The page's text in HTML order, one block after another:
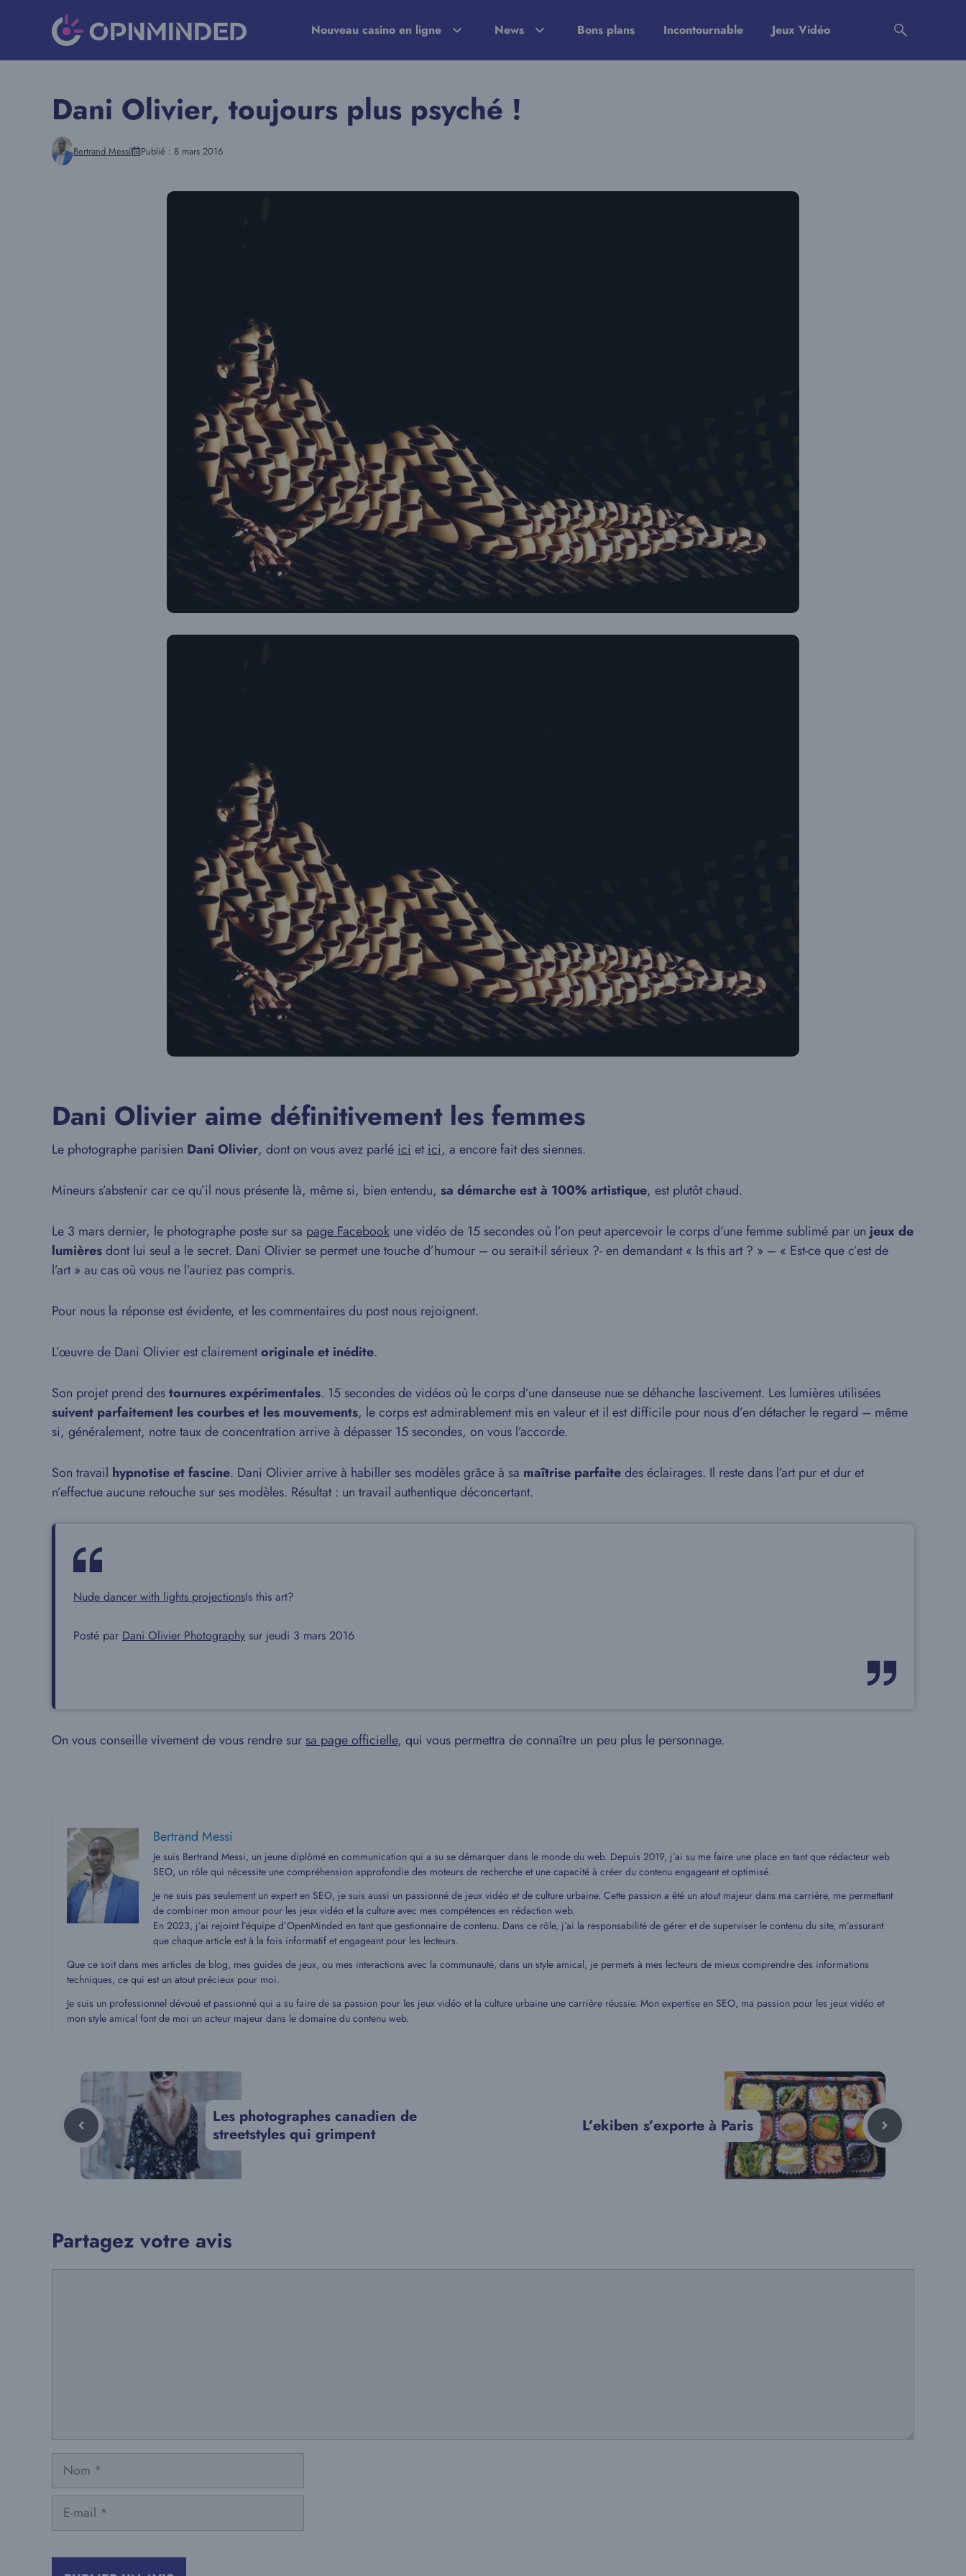
Nouveau casino en ligne News Bons plans Incontournable Jeux Vidéo
Dani Olivier, toujours plus psyché !
Bertrand Messi Publié : 8 mars 2016
Dani Olivier aime définitivement les femmes
Le photographe parisien Dani Olivier, dont on vous avez parlé ici etici, a encore fait des siennes.
Mineurs s’abstenir car ce qu’il nous présente là, même si, bien entendu, sa démarche est à 100% artistique, est plutôt chaud.
Le 3 mars dernier, le photographe poste sur sa page Facebook une vidéo de 15 secondes où l’on peut apercevoir le corps d’une femme sublimé par un jeux de
lumièresdont lui seul a le secret. Dani Olivier se permet une touche d’humour – ou serait-il sérieux ?- en demandant « Is this art ? » – « Est-ce que c’est de
l’art » au cas où vous ne l’auriez pas compris.
Pour nous la réponse est évidente, et les commentaires du post nous rejoignent.
L’œuvre de Dani Olivier est clairementoriginale et inédite.
Son projet prend destournures expérimentales. 15 secondes de vidéos où le corps d’une danseuse nue se déhanche lascivement. Les lumières utilisées
suivent parfaitement les courbes et les mouvements, le corps est admirablement mis en valeur et il est difficile pour nous d’en détacher le regard – même
si, généralement, notre taux de concentration arrive à dépasser 15 secondes, on vous l’accorde.
Son travail hypnotise et fascine. Dani Olivier arrive à habiller ses modèles grâce à sa maîtrise parfaitedes éclairages. Il reste dans l’art pur et dur et
n’effectue aucune retouche sur ses modèles. Résultat : un travail authentique déconcertant.
Nude dancer with lights projectionsIs this art?
Posté par Dani Olivier Photography sur jeudi 3 mars 2016
On vous conseille vivement de vous rendre sur sa page officielle, qui vous permettra de connaître un peu plus le personnage.
Bertrand Messi
Je suis Bertrand Messi, un jeune diplômé en communication qui a su se démarquer dans le monde du web. Depuis 2019, j’ai su me faire une place en tant que rédacteur web
SEO, un rôle qui nécessite une compréhension approfondie des moteurs de recherche et une capacité à créer du contenu engageant et optimisé.
Je ne suis pas seulement un expert en SEO, je suis aussi un passionné de jeux vidéo et de culture urbaine. Cette passion a été un atout majeur dans ma carrière, me permettant
de combiner mon amour pour les jeux vidéo et la culture avec mes compétences en rédaction web.
En 2023, j’ai rejoint l’équipe d’OpenMinded en tant que gestionnaire de contenu. Dans ce rôle, j’ai la responsabilité de gérer et de superviser le contenu du site, m’assurant
que chaque article est à la fois informatif et engageant pour les lecteurs.
Que ce soit dans mes articles de blog, mes guides de jeux, ou mes interactions avec la communauté, dans un style amical, je permets à mes lecteurs de mieux comprendre des informations
techniques, ce qui est un atout précieux pour moi.
Je suis un professionnel dévoué et passionné qui a su faire de sa passion pour les jeux vidéo et la culture urbaine une carrière réussie. Mon expertise en SEO, ma passion pour les jeux vidéo et
mon style amical font de moi un acteur majeur dans le domaine du contenu web.
Les photographes canadien de
streetstyles qui grimpent
L’ekiben s’exporte à Paris
Partagez votre avis
Nom
mail